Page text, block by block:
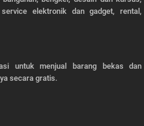
elektronik dan gadget, rental,
untuk menjual barang bekas dan
secara gratis.